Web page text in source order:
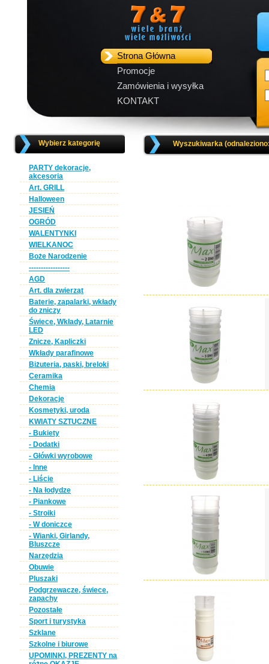
Strona Główna
Promocje
Zamówienia i wysyłka
KONTAKT
Wybierz kategorię
PARTY dekoracje,
akcesoria
Art. GRILL
Halloween
JESIEŃ
OGRÓD
WALENTYNKI
WIELKANOC
Boże Narodzenie
-----------------
AGD
Art. dla zwierząt
Baterie, zapalarki, wkłady
do zniczy
Świece, Wkłady, Latarnie
LED
Znicze, Kapliczki
Wkłady parafinowe
Biżuteria, paski, breloki
Ceramika
Chemia
Dekoracje
Kosmetyki, uroda
KWIATY SZTUCZNE
- Bukiety
- Dodatki
- Główki wyrobowe
- Inne
- Liście
- Na łodydze
- Piankowe
- Stroiki
- W doniczce
- Wianki, Girlandy,
Bluszcze
Narzędzia
Obuwie
Pluszaki
Podgrzewacze, świece,
zapachy
Pozostałe
Sport i turystyka
Szklane
Szkolne i biurowe
UPOMINKI, PREZENTY na
Wyszukiwarka